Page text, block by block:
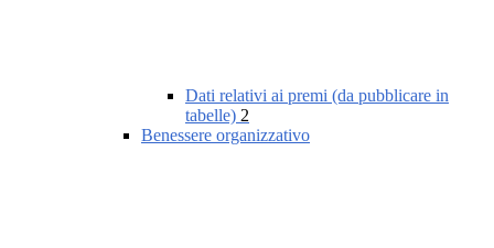
Dati relativi ai premi (da pubblicare in
tabelle) 2
Benessere organizzativo